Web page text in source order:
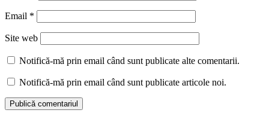
Email *
Site web
Notifică-mă prin email când sunt publicate alte comentarii.
Notifică-mă prin email când sunt publicate articole noi.